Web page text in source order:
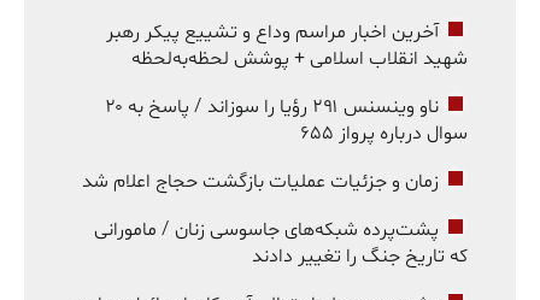
آخرین اخبار مراسم وداع و تشییع پیکر رهبر
شهید انقلاب اسلامی + پوشش لحظه‌به‌لحظه
ناو وینسنس ۲۹۱ رؤیا را سوزاند / پاسخ به ۲۰
سوال درباره پرواز ۶۵۵
زمان و جزئیات عملیات بازگشت حجاج اعلام شد
پشت‌پرده شبکه‌های جاسوسی زنان / مامورانی
که تاریخ جنگ را تغییر دادند